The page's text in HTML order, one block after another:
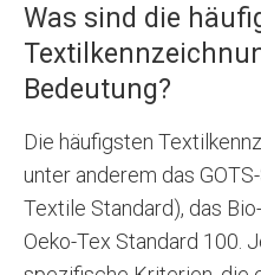
Was sind die
Bedeutung?
Die häufigsten
unter anderem das
Textile Standard), das
Oeko-Tex Standard 100.